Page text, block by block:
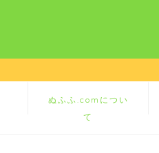
ぬふふ.comについ
て